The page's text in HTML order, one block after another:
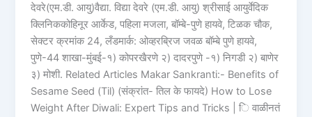
देवरे(एम.डी. आयु)वैद्या. विद्या देवरे (एम.डी. आयु) श्रीसाई आयुर्वेदिक
क्लिनिककोहिनूर आर्केड, पहिला मजला, बॉम्बे-पुणे हायवे, टिळक चौक,
सेक्टर क्रमांक 24, लँडमार्क: ओव्हरब्रिज जवळ बॉम्बे पुणे हायवे,
पुणे-44 शाखा-मुंबई-१) कोपरखैरणे २) दादरपुणे -१) निगडी २) बाणेर
३) मोशी. Related Articles Makar Sankranti:- Benefits of
Sesame Seed (Til) (संक्रांत- तिल के फायदे) How to Lose
Weight After Diwali: Expert Tips and Tricks | ि वाळीनतं